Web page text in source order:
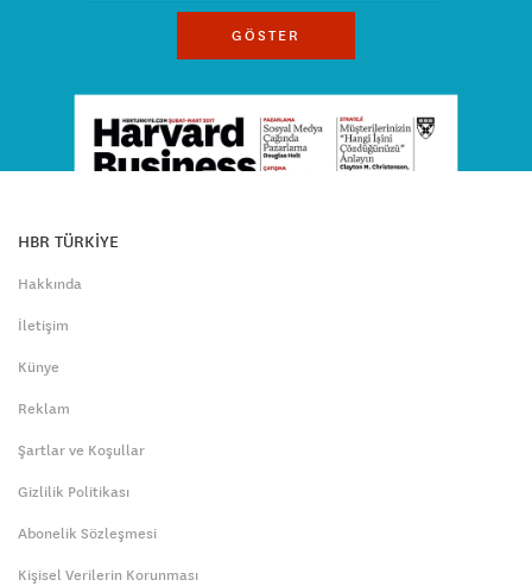
GÖSTER
HBR TÜRKİYE
Hakkında
İletişim
Künye
Reklam
Şartlar ve Koşullar
Gizlilik Politikası
Abonelik Sözleşmesi
Kişisel Verilerin Korunması